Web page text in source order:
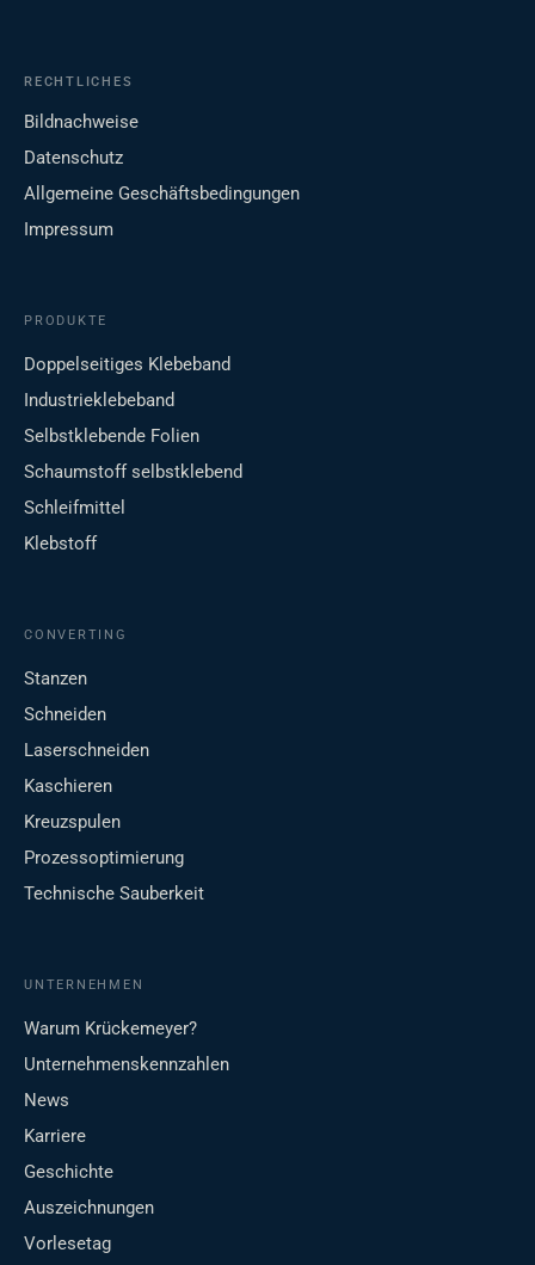
RECHTLICHES
Bildnachweise
Datenschutz
Allgemeine Geschäftsbedingungen
Impressum
PRODUKTE
Doppelseitiges Klebeband
Industrieklebeband
Selbstklebende Folien
Schaumstoff selbstklebend
Schleifmittel
Klebstoff
CONVERTING
Stanzen
Schneiden
Laserschneiden
Kaschieren
Kreuzspulen
Prozessoptimierung
Technische Sauberkeit
UNTERNEHMEN
Warum Krückemeyer?
Unternehmenskennzahlen
News
Karriere
Geschichte
Auszeichnungen
Vorlesetag